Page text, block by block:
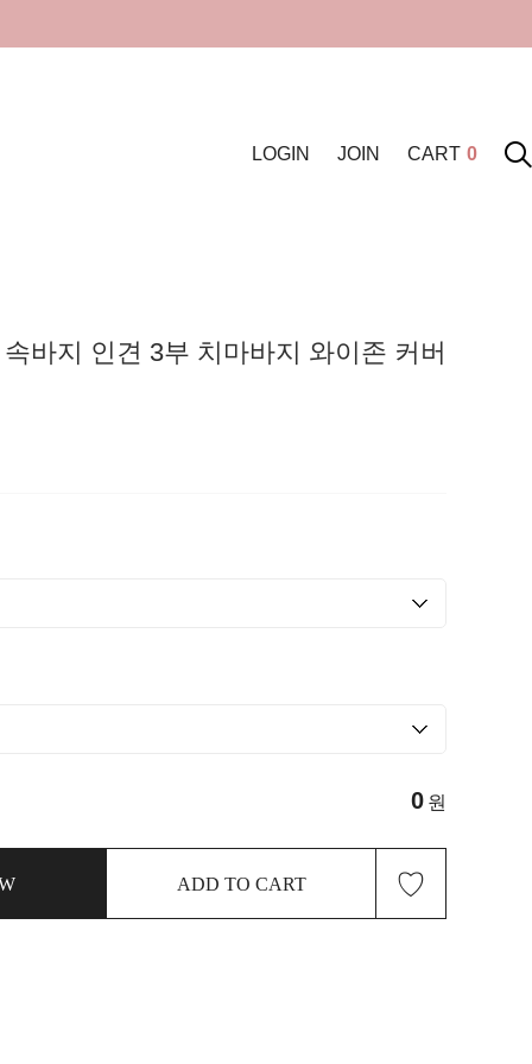
LOGIN JOIN CART 0
바지 인견 3부 치마바지 와이존 커버
0 원
ADD TO CART ♡